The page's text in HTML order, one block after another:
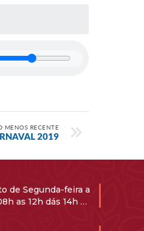
MENOS RECENTE
2019
de Segunda-feira a
as 12h dás 14h ás